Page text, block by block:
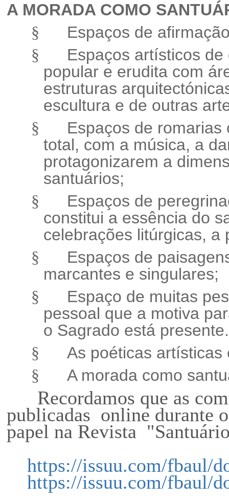
A MORADA COMO
§ Espaços de afirma
§
Espaços artísticos
popular e erudita com
estruturas
escultura e de outras
§
Espaços de
total, com a música, a
protagonizarem a
santuários;
§ Espaços de peregrina
constitui a essência do
celebrações litúrgicas, a
§
Espaços de
marcantes e singulares;
§
Espaço de muitas
pessoal que a motiva
o Sagrado está presente.
§ As poéticas artísticas
§ A morada como
Recordamos que as
publicadas online durante
papel na Revista
https://issuu.com/fbaul/
https://issuu.com/fbaul/